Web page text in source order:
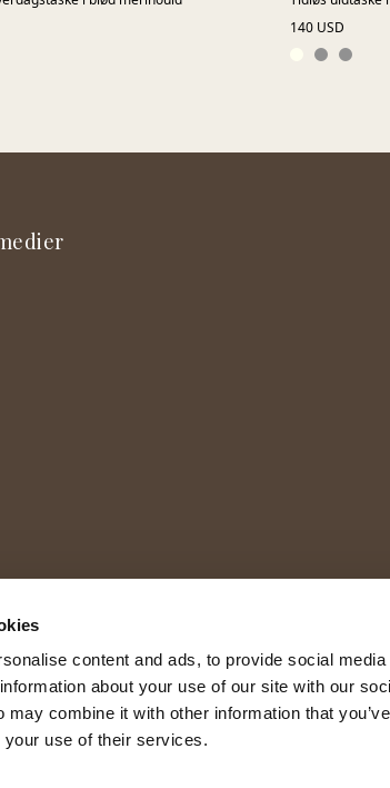
content and ads, to provide social
about your use of our site with our
combine it with other information that
your use of their services.
140 USD